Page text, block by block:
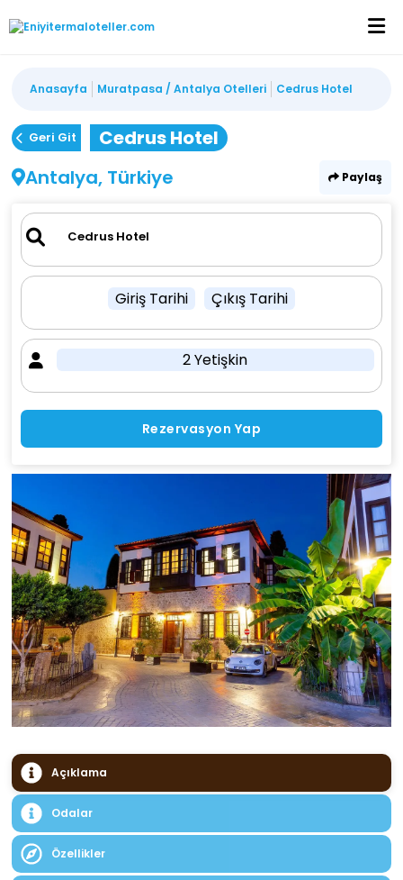
Anasayfa Muratpasa / Antalya Otelleri Cedrus Hotel
Geri Git
Cedrus Hotel
Antalya, Türkiye
Paylaş
Giriş Tarihi Çıkış Tarihi
2 Yetişkin
Rezervasyon Yap
Açıklama
Odalar
Özellikler